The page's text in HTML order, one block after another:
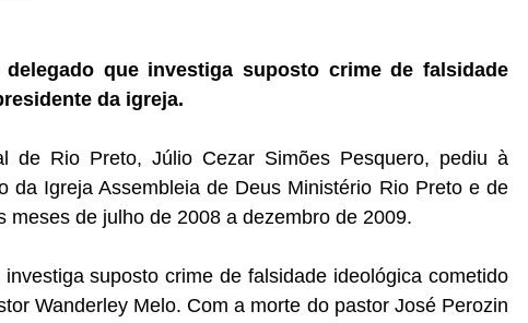
que investiga suposto crime de falsidade
da igreja.
de Rio Preto, Júlio Cezar Simões Pesquero, pediu à
da Igreja Assembleia de Deus Ministério Rio Preto e de
meses de julho de 2008 a dezembro de 2009.
suposto crime de falsidade ideológica cometido
Wanderley Melo. Com a morte do pastor José Perozin